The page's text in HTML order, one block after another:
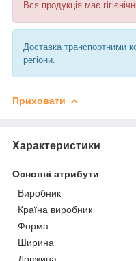
Вся продукція має
Доставка транспортними
регіони.
Приховати
Характеристики
Основні атрибути
Виробник
Країна виробник
Форма
Ширина
Довжина